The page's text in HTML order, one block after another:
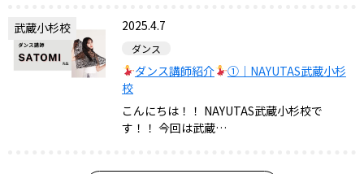
武蔵小杉校 2025.4.7
ダンス
ダンス講師紹介
①｜NAYUTAS武蔵小杉
校
こんにちは！！ NAYUTAS武蔵小杉校で
す！！ 今回は武蔵…